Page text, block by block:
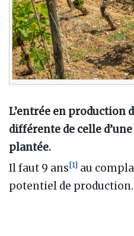
L’entrée en production
différente de celle
plantée.
Il faut 9 ans[1] au
potentiel de production.